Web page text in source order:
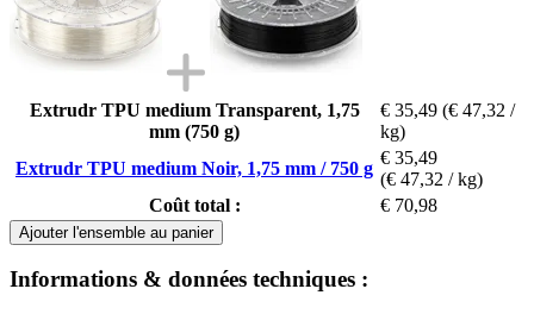
Extrudr TPU medium Transparent, 1,75
mm (750 g)
€ 35,49 (€ 47,32 /
kg)
Extrudr TPU medium Noir, 1,75 mm / 750 g
€ 35,49
(€ 47,32 / kg)
Coût total :
€ 70,98
Ajouter l'ensemble au panier
Informations & données techniques :